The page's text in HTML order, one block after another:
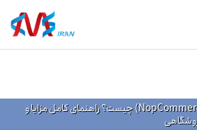
ناپ کامرس (NopCommerce) چیست؟ راهنمای کامل مزایا و